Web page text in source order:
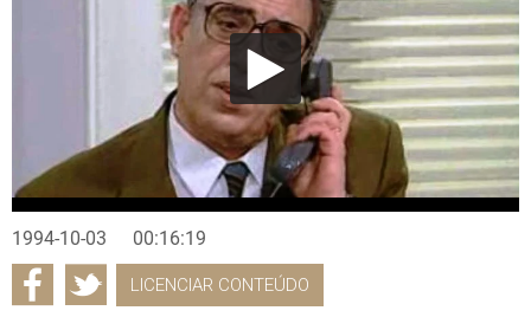
1994-10-03 00:16:19
LICENCIAR CONTEÚDO